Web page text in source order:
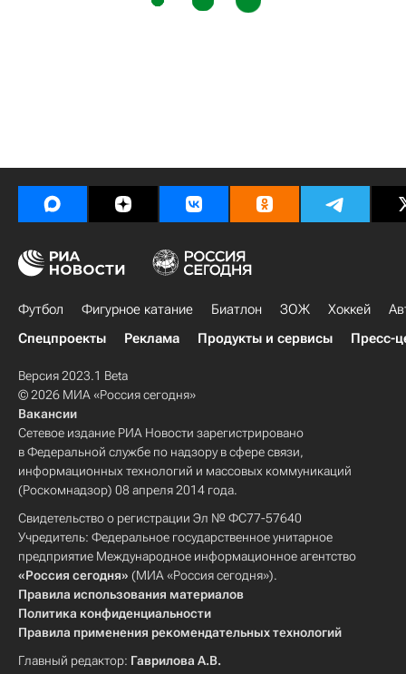
Футбол Фигурное катание Биатлон ЗОЖ Хоккей
Спецпроекты
Реклама Продукты и сервисы Пресс-
Версия 2023.1 Beta
© 2026 МИА «Россия сегодня»
Вакансии
Сетевое издание РИА Новости зарегистрировано
в Федеральной службе по надзору в сфере связи,
информационных технологий и массовых коммуникаций
(Роскомнадзор) 08 апреля 2014 года.
Свидетельство о регистрации Эл № ФС77-57640
Учредитель: Федеральное государственное унитарное
предприятие Международное информационное агентство
«Россия сегодня» (МИА «Россия сегодня»).
Правила использования материалов
Политика конфиденциальности
Правила применения рекомендательных технологий
Главный редактор: Гаврилова А.В.